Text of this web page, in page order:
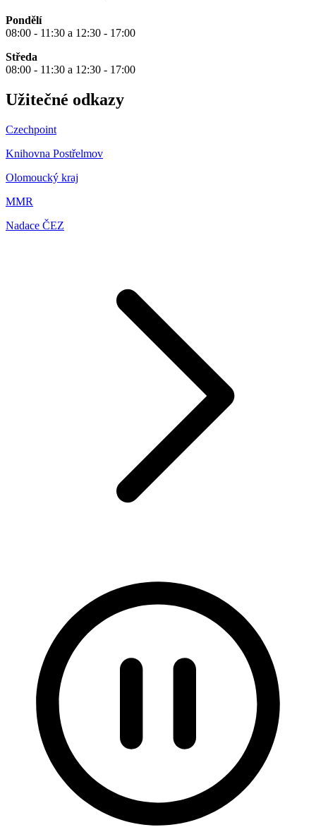
Pondělí
08:00 - 11:30 a 12:30 - 17:00
Středa
08:00 - 11:30 a 12:30 - 17:00
Užitečné odkazy
Czechpoint
Knihovna Postřelmov
Olomoucký kraj
MMR
Nadace ČEZ